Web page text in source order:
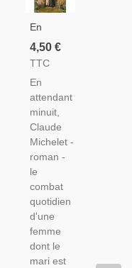
En
Attendant
Minuit,
Michelet,
2005 -,
Corrèze,
Guerre
1914
1918,
Soldats
Sur Le
Front,
Paysannes
Seules À
L'arrière
4,50 €
TTC
En
attendant
minuit,
Claude
Michelet -
roman -
le
combat
quotidien
d'une
femme
dont le
mari est